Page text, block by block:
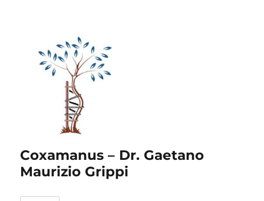
Coxamanus – Dr. Gaetano
Maurizio Grippi